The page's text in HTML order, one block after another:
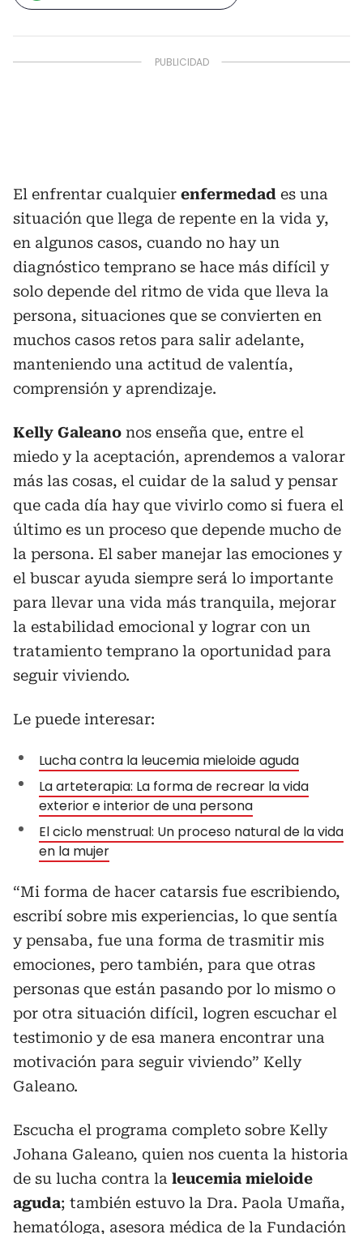
El enfrentar cualquier enfermedad es una
situación que llega de repente en la vida y,
en algunos casos, cuando no hay un
diagnóstico temprano se hace más difícil y
solo depende del ritmo de vida que lleva la
persona, situaciones que se convierten en
muchos casos retos para salir adelante,
manteniendo una actitud de valentía,
comprensión y aprendizaje.
Kelly Galeano nos enseña que, entre el
miedo y la aceptación, aprendemos a valorar
más las cosas, el cuidar de la salud y pensar
que cada día hay que vivirlo como si fuera el
último es un proceso que depende mucho de
la persona. El saber manejar las emociones y
el buscar ayuda siempre será lo importante
para llevar una vida más tranquila, mejorar
la estabilidad emocional y lograr con un
tratamiento temprano la oportunidad para
seguir viviendo.
Le puede interesar:
Lucha contra la leucemia mieloide aguda
La arteterapia: La forma de recrear la vida
exterior e interior de una persona
El ciclo menstrual: Un proceso natural de la vida
en la mujer
“Mi forma de hacer catarsis fue escribiendo,
escribí sobre mis experiencias, lo que sentía
y pensaba, fue una forma de trasmitir mis
emociones, pero también, para que otras
personas que están pasando por lo mismo o
por otra situación difícil, logren escuchar el
testimonio y de esa manera encontrar una
motivación para seguir viviendo” Kelly
Galeano.
Escucha el programa completo sobre Kelly
Johana Galeano, quien nos cuenta la historia
de su lucha contra la leucemia mieloide
aguda; también estuvo la Dra. Paola Umaña,
hematóloga, asesora médica de la Fundación